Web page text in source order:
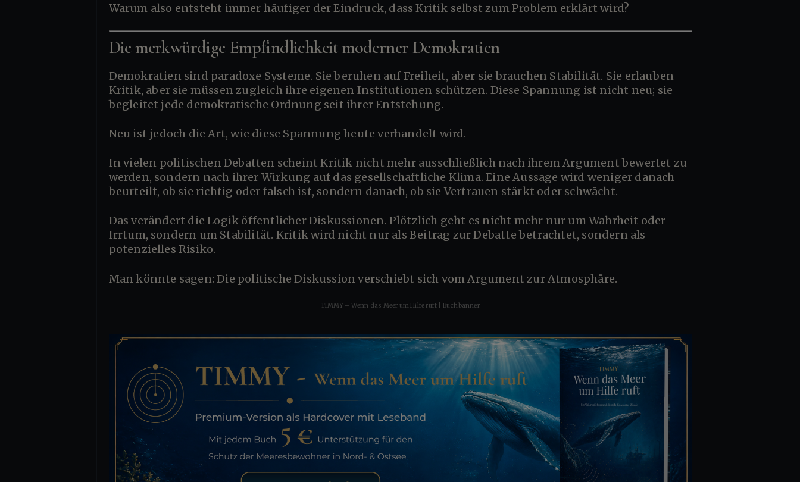
Warum also entsteht immer häufiger der Eindruck, dass Kritik selbst zum Problem erklärt wird?
Die merkwürdige Empfindlichkeit moderner Demokratien
Demokratien sind paradoxe Systeme. Sie beruhen auf Freiheit, aber sie brauchen Stabilität. Sie erlauben
Kritik, aber sie müssen zugleich ihre eigenen Institutionen schützen. Diese Spannung ist nicht neu; sie
begleitet jede demokratische Ordnung seit ihrer Entstehung.
Neu ist jedoch die Art, wie diese Spannung heute verhandelt wird.
In vielen politischen Debatten scheint Kritik nicht mehr ausschließlich nach ihrem Argument bewertet zu
werden, sondern nach ihrer Wirkung auf das gesellschaftliche Klima. Eine Aussage wird weniger danach
beurteilt, ob sie richtig oder falsch ist, sondern danach, ob sie Vertrauen stärkt oder schwächt.
Das verändert die Logik öffentlicher Diskussionen. Plötzlich geht es nicht mehr nur um Wahrheit oder
Irrtum, sondern um Stabilität. Kritik wird nicht nur als Beitrag zur Debatte betrachtet, sondern als
potenzielles Risiko.
Man könnte sagen: Die politische Diskussion verschiebt sich vom Argument zur Atmosphäre.
TIMMY – Wenn das Meer um Hilfe ruft | Buchbanner